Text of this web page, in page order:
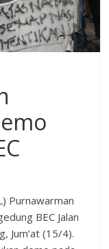
Purnawarman
BEC Jalan
Jum’at (15/4).